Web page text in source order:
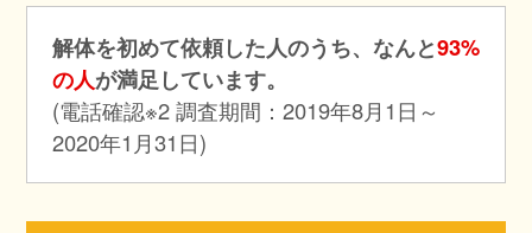
解体を初めて依頼した人のうち、なんと93%
の人が満足しています。
(電話確認※2 調査期間：2019年8月1日～
2020年1月31日)